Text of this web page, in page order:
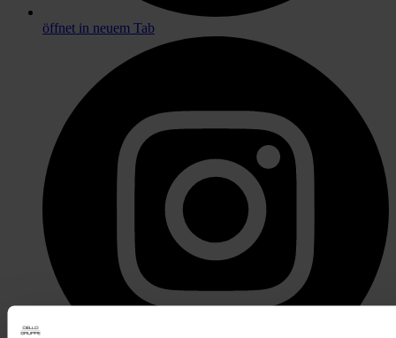
öffnet in neuem Tab